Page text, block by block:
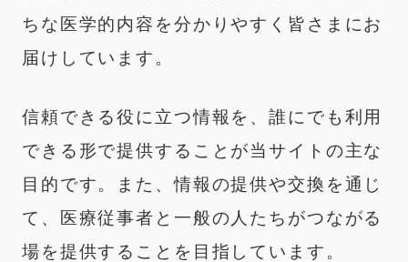
ちな医学的内容を分かりやすく皆さまにお
届けしています。
信頼できる役に立つ情報を、誰にでも利用
できる形で提供することが当サイトの主な
目的です。また、情報の提供や交換を通じ
て、医療従事者と一般の人たちがつながる
場を提供することを目指しています。